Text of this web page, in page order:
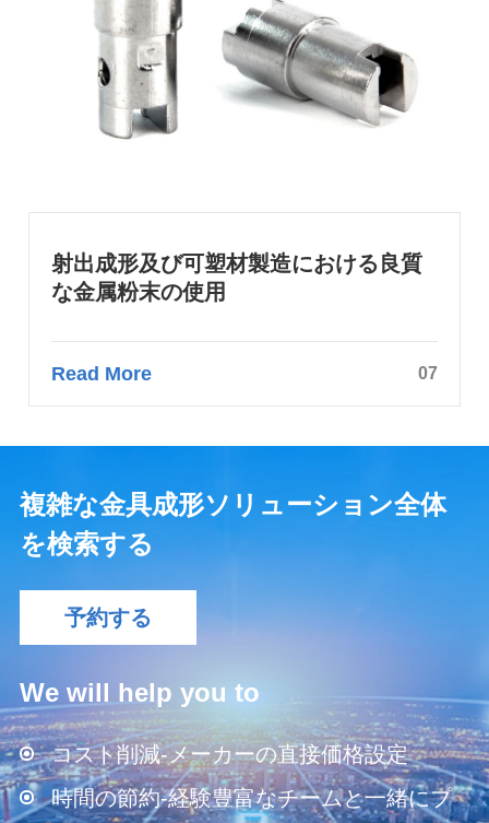
射出成形及び可塑材製造における良質
な金属粉末の使用
Read More 07
複雑な金具成形ソリューション全体
を検索する
予約する
We will help you to
コスト削減-メーカーの直接価格設定
時間の節約-経験豊富なチームと一緒にプ